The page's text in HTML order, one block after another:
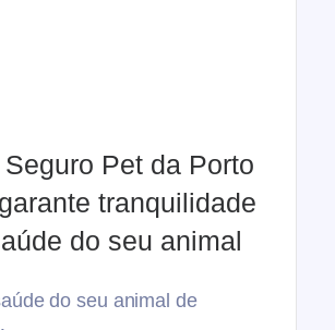
Pet da Porto
tranquilidade
do seu animal
do seu animal de